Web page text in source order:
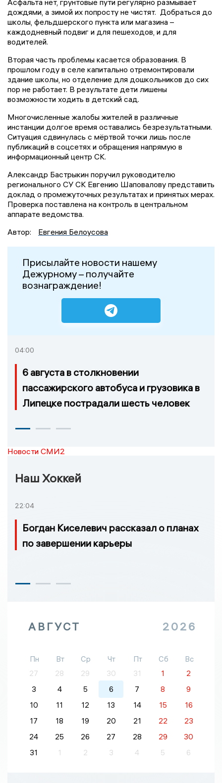
дождями, а зимой их попросту не чистят. Добраться до
школы, фельдшерского пункта или магазина –
каждодневный подвиг и для пешеходов, и для
водителей.
Вторая часть проблемы касается образования. В
прошлом году в селе капитально отремонтировали
здание школы, но отделение для дошкольников до сих
пор не работает. В результате дети лишены
возможности ходить в детский сад.
Многочисленные жалобы жителей в различные
инстанции долгое время оставались безрезультатными.
Ситуация сдвинулась с мёртвой точки лишь после
публикаций в соцсетях и обращения напрямую в
информационный центр СК.
Александр Бастрыкин поручил руководителю
регионального СУ СК Евгению Шаповалову представить
доклад о промежуточных результатах и принятых мерах.
Проверка поставлена на контроль в центральном
аппарате ведомства.
Автор:
Евгения Белоусова
Присылайте новости нашему
Дежурному – получайте
вознаграждение!
04:00
6 августа в столкновении
пассажирского автобуса и грузовика в
Липецке пострадали шесть человек
Новости СМИ2
Наш Хоккей
22:04
Богдан Киселевич рассказал о планах
по завершении карьеры
АВГУСТ 2026
Пн Вт Ср Чт Пт Сб
Вс
27
28 29 30 31 1
2
3
4 5 6 7 8
9
10
11 12 13 14 15
16
17
18 19 20 21 22
23
24
25 26 27 28 29
30
31
1 2 3 4 5 6